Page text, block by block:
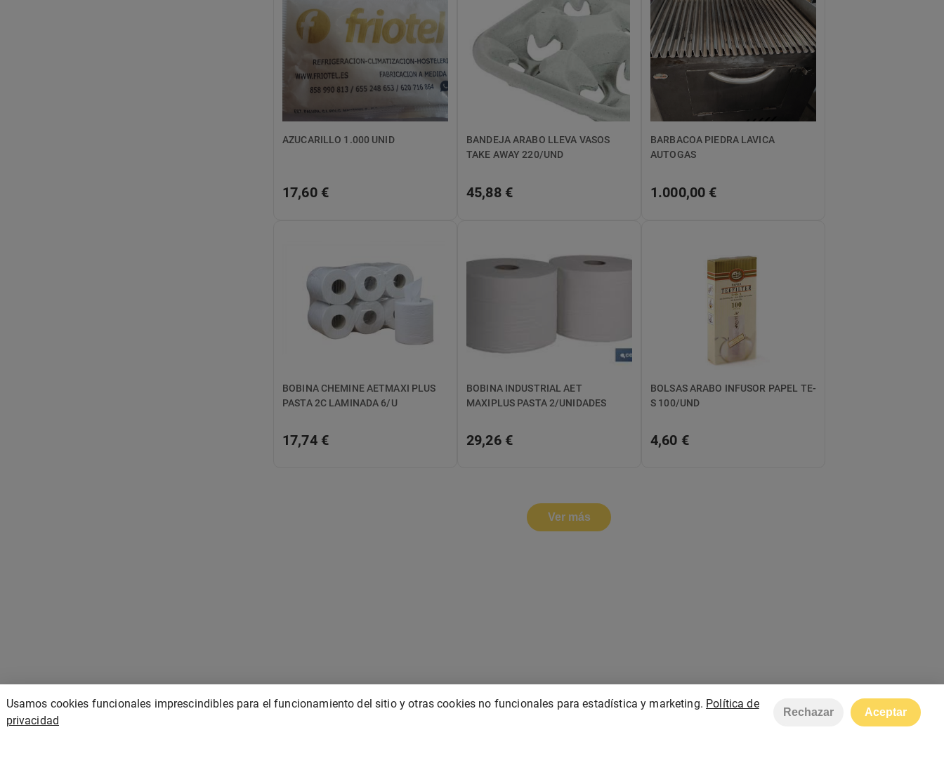
AZUCARILLO 1.000 UNID
17,60 €
BANDEJA ARABO LLEVA VASOS
TAKE AWAY 220/UND
45,88 €
BARBACOA PIEDRA LAVICA
AUTOGAS
1.000,00 €
BOBINA CHEMINE AETMAXI PLUS
PASTA 2C LAMINADA 6/U
17,74 €
BOBINA INDUSTRIAL AET
MAXIPLUS PASTA 2/UNIDADES
29,26 €
BOLSAS ARABO INFUSOR PAPEL TE-
S 100/UND
4,60 €
Ver más
Usamos cookies funcionales imprescindibles para el funcionamiento del sitio y otras cookies no funcionales para estadística y marketing. Política de
privacidad
Rechazar Aceptar